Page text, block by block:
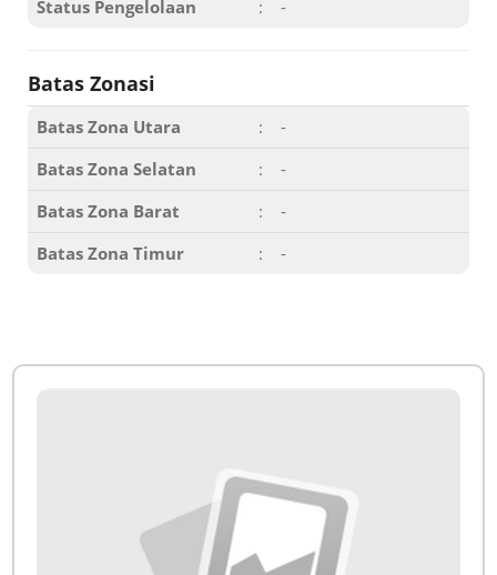
Status Pengelolaan : -
Batas Zonasi
Batas Zona Utara :
-
Batas Zona Selatan
:
-
Batas Zona Barat
:
-
Batas Zona Timur
: -